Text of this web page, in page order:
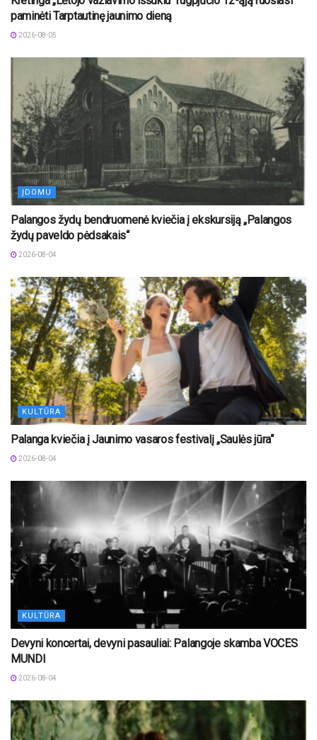
paminėti Tarptautinę jaunimo dieną
2026-08-05
ĮDOMU
Palangos žydų bendruomenė kviečia į ekskursiją „Palangos
žydų paveldo pėdsakais“
2026-08-04
KULTŪRA
Palanga kviečia į Jaunimo vasaros festivalį „Saulės jūra“
2026-08-04
KULTŪRA
Devyni koncertai, devyni pasauliai: Palangoje skamba VOCES
MUNDI
2026-08-04